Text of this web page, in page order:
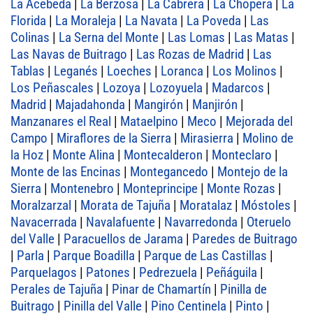
La Acebeda | La Berzosa | La Cabrera | La Chopera | La
Florida | La Moraleja | La Navata | La Poveda | Las
Colinas | La Serna del Monte | Las Lomas | Las Matas |
Las Navas de Buitrago | Las Rozas de Madrid | Las
Tablas | Leganés | Loeches | Loranca | Los Molinos |
Los Peñascales | Lozoya | Lozoyuela | Madarcos |
Madrid | Majadahonda | Mangirón | Manjirón |
Manzanares el Real | Mataelpino | Meco | Mejorada del
Campo | Miraflores de la Sierra | Mirasierra | Molino de
la Hoz | Monte Alina | Montecalderon | Monteclaro |
Monte de las Encinas | Montegancedo | Montejo de la
Sierra | Montenebro | Monteprincipe | Monte Rozas |
Moralzarzal | Morata de Tajuña | Moratalaz | Móstoles |
Navacerrada | Navalafuente | Navarredonda | Oteruelo
del Valle | Paracuellos de Jarama | Paredes de Buitrago
| Parla | Parque Boadilla | Parque de Las Castillas |
Parquelagos | Patones | Pedrezuela | Peñáguila |
Perales de Tajuña | Pinar de Chamartín | Pinilla de
Buitrago | Pinilla del Valle | Pino Centinela | Pinto |